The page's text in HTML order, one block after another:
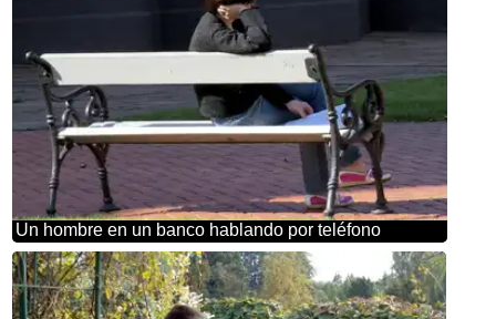
Un hombre en un banco hablando por teléfono